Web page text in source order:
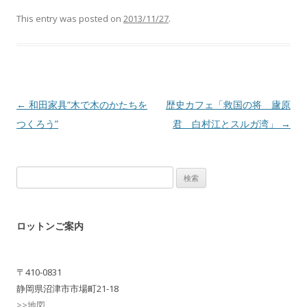
This entry was posted on 2013/11/27.
Post navigation
← 和田家具“木で木のかたちを
つくろう”
歴史カフェ「救国の将 廬原
君 白村江とスルガ湾」
→
索:
ロットンご案内
〒410-0831
静岡県沼津市市場町21-18